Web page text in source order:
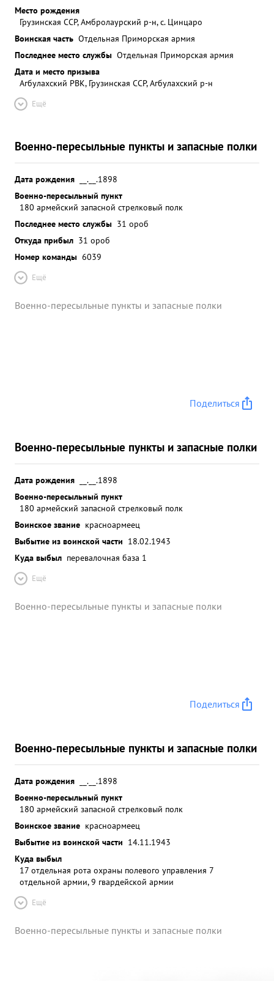
Место рождения
Грузинская ССР, Амбролаурский р-н, с. Цинцаро
Воинская часть Отдельная Приморская армия
Последнее место службы Отдельная Приморская армия
Дата и место призыва
Агбулахский РВК, Грузинская ССР, Агбулахский р-н
Ещё
Военно-пересыльные пункты и запасные полки
Дата рождения
__.__.1898
Военно-пересыльный пункт
180 армейский запасной стрелковый полк
Последнее место службы 31 ороб
Откуда прибыл 31 ороб
Номер команды 6039
Ещё
Военно-пересыльные пункты и запасные полки
Поделиться
Военно-пересыльные пункты и запасные полки
Дата рождения
__.__.1898
Военно-пересыльный пункт
180 армейский запасной стрелковый полк
Воинское звание красноармеец
Выбытие из воинской части 18.02.1943
Куда выбыл перевалочная база 1
Ещё
Военно-пересыльные пункты и запасные полки
Поделиться
Военно-пересыльные пункты и запасные полки
Дата рождения
__.__.1898
Военно-пересыльный пункт
180 армейский запасной стрелковый полк
Воинское звание красноармеец
Выбытие из воинской части 14.11.1943
Куда выбыл
17 отдельная рота охраны полевого управления 7
отдельной армии, 9 гвардейской армии
Ещё
Военно-пересыльные пункты и запасные полки